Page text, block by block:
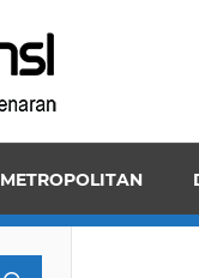
dan
METROPOLITAN